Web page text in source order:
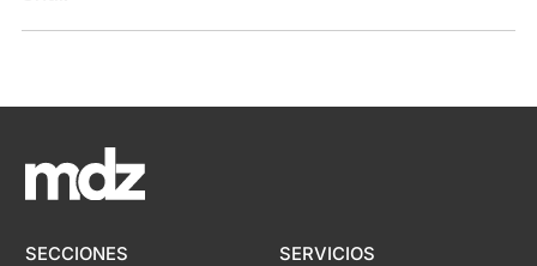
SECCIONES SERVICIOS